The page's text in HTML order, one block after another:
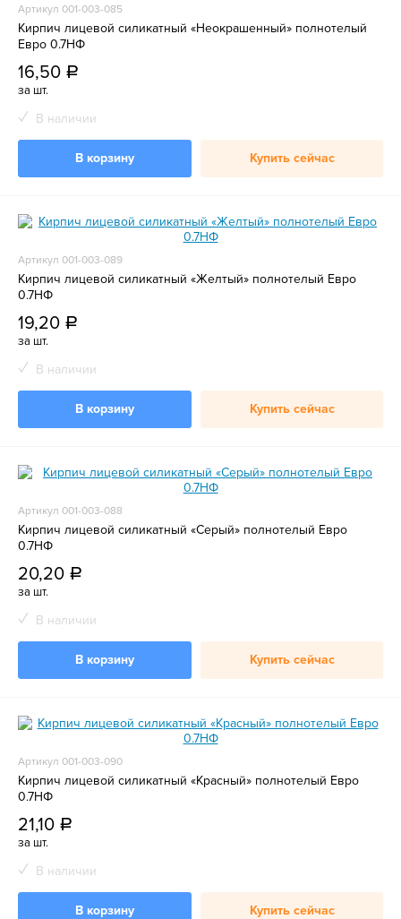
Артикул 001-003-085
Кирпич лицевой силикатный «Неокрашенный» полнотелый
Евро 0.7НФ
16,50 a
за шт.
В наличии
В корзину Купить сейчас
Артикул 001-003-089
Кирпич лицевой силикатный «Желтый» полнотелый Евро
0.7НФ
19,20 a
за шт.
В наличии
В корзину Купить сейчас
Артикул 001-003-088
Кирпич лицевой силикатный «Серый» полнотелый Евро
0.7НФ
20,20 a
за шт.
В наличии
В корзину Купить сейчас
Артикул 001-003-090
Кирпич лицевой силикатный «Красный» полнотелый Евро
0.7НФ
21,10 a
за шт.
В наличии
В корзину Купить сейчас